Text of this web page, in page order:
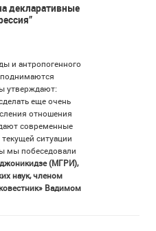
декларативные
и антропогенного
утверждают:
еще очень
отношения
современные
ситуации
мы побеседовали
(МГРИ),
наук, членом
Вадимом